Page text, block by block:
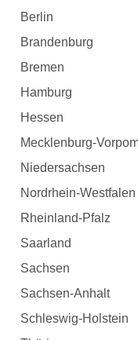
Berlin
Brandenburg
Bremen
Hamburg
Hessen
Mecklenburg-
Niedersachsen
Nordrhein-Westfalen
Rheinland-Pfalz
Saarland
Sachsen
Sachsen-Anhalt
Schleswig-Holstein